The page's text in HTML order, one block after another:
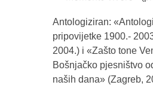
Antologiziran:
pripovijetke 1900.-
2004.) i «Zašto tone
Bošnjačko pjesništvo
naših dana» (Zagreb,